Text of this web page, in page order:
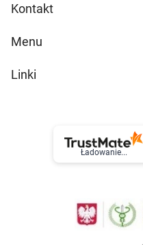
Kontakt
Menu
Linki
Ładowanie...